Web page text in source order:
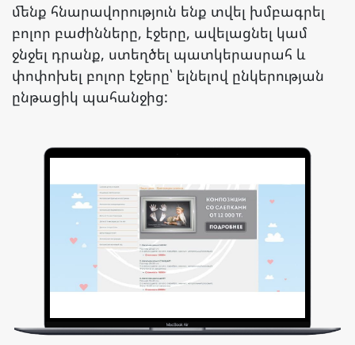
մենք հնարավորություն ենք տվել խմբագրել
բոլոր բաժինները, էջերը, ավելացնել կամ
ջնջել դրանք, ստեղծել պատկերասրահ և
փոփոխել բոլոր էջերը՝ ելնելով ընկերության
ընթացիկ պահանջից: